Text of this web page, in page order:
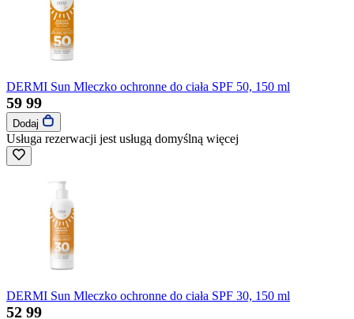
DERMI Sun Mleczko ochronne do ciała SPF 50, 150 ml
59 99
Dodaj
Usługa rezerwacji jest usługą domyślną więcej
DERMI Sun Mleczko ochronne do ciała SPF 30, 150 ml
52 99